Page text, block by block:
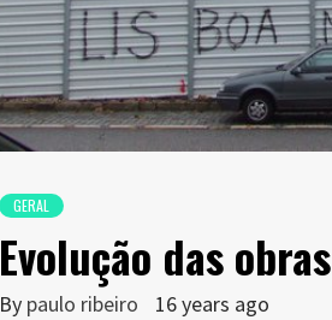
GERAL
Evolução das
By paulo ribeiro 16 years ago